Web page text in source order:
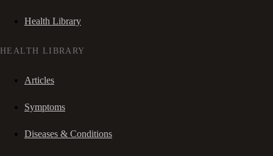
Health Library
HEALTH LIBRARY
Articles
Symptoms
Diseases & Conditions